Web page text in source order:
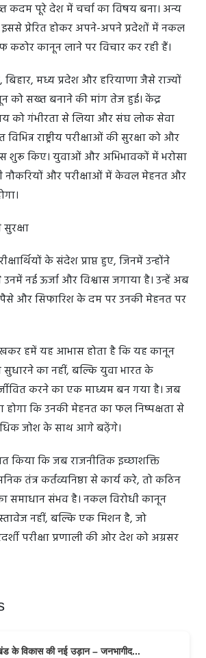
कदम पूरे देश में चर्चा का विषय बना। अन्य
इससे प्रेरित होकर अपने-अपने प्रदेशों में नकल
कानून लाने पर विचार कर रही हैं।
बिहार, मध्य प्रदेश और हरियाणा जैसे राज्यों
को सख्त बनाने की मांग तेज हुई। केंद्र
को गंभीरता से लिया और संघ लोक सेवा
राष्ट्रीय परीक्षाओं की सुरक्षा को और
शुरू किए। युवाओं और अभिभावकों में भरोसा
नौकरियों और परीक्षाओं में केवल मेहनत और
के संदेश प्राप्त हुए, जिनमें उन्होंने
नई ऊर्जा और विश्वास जगाया है। उन्हें अब
और सिफारिश के दम पर उनकी मेहनत पर
हमें यह आभास होता है कि यह कानून
सुधारने का नहीं, बल्कि युवा भारत के
करने का एक माध्यम बन गया है। जब
कि उनकी मेहनत का फल निष्पक्षता से
जोश के साथ आगे बढ़ेंगे।
किया कि जब राजनीतिक इच्छाशक्ति
तंत्र कर्तव्यनिष्ठा से कार्य करे, तो कठिन
समाधान संभव है। नकल विरोधी कानून
नहीं, बल्कि एक मिशन है, जो
परीक्षा प्रणाली की ओर देश को अग्रसर
के विकास की नई उड़ान – जनभागीद...